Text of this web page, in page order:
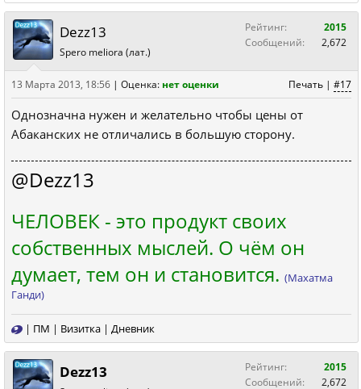
Dezz13
Spero meliora (лат.)
Рейтинг:
2015
Сообщений:
2,672
Печать | #17
13 Марта 2013, 18:56 | Оценка: нет оценки
Однозначна нужен и желательно чтобы цены от
Абаканских не отличались в большую сторону.
@Dezz13
ЧЕЛОВЕК - это продукт своих
собственных мыслей. О чём он
думает, тем он и становится. (Махатма
Ганди)
| ПМ | Визитка | Дневник
Dezz13 Рейтинг:
2015
Сообщений:
2,672